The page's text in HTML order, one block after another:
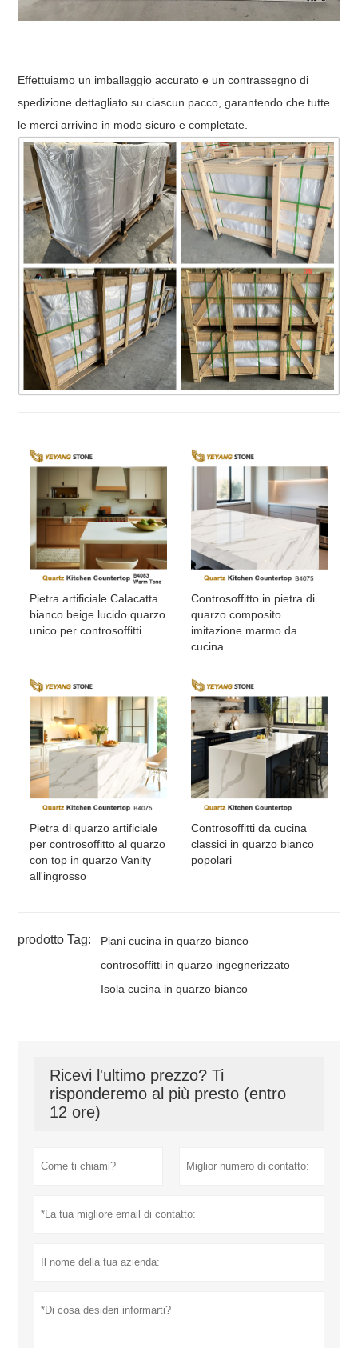
Effettuiamo un imballaggio accurato e un contrassegno di
spedizione dettagliato su ciascun pacco, garantendo che tutte
le merci arrivino in modo sicuro e completate.
Pietra artificiale Calacatta
bianco beige lucido quarzo
unico per controsoffitti
Controsoffitto in pietra di
quarzo composito
imitazione marmo da
cucina
Pietra di quarzo artificiale
per controsoffitto al quarzo
con top in quarzo Vanity
all'ingrosso
Controsoffitti da cucina
classici in quarzo bianco
popolari
prodotto Tag:
Piani cucina in quarzo bianco
controsoffitti in quarzo ingegnerizzato
Isola cucina in quarzo bianco
Ricevi l'ultimo prezzo? Ti
risponderemo al più presto (entro
12 ore)